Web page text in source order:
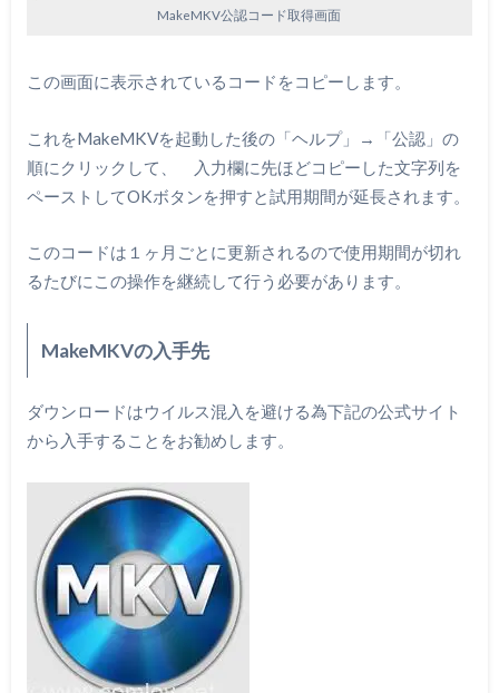
MakeMKV公認コード取得画面
この画面に表示されているコードをコピーします。
これをMakeMKVを起動した後の「ヘルプ」→「公認」の
順にクリックして、 入力欄に先ほどコピーした文字列を
ペーストしてOKボタンを押すと試用期間が延長されます。
このコードは１ヶ月ごとに更新されるので使用期間が切れ
るたびにこの操作を継続して行う必要があります。
MakeMKVの入手先
ダウンロードはウイルス混入を避ける為下記の公式サイト
から入手することをお勧めします。